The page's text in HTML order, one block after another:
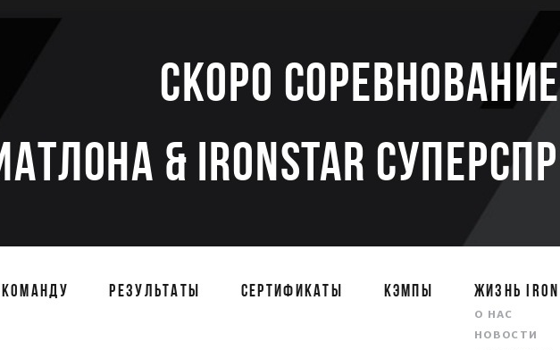
Скоро соревнование
& IRONSTAR
РЕЗУЛЬТАТЫ СЕРТИФИКАТЫ КЭМПЫ ЖИЗНЬ
О НАС
НОВОСТИ